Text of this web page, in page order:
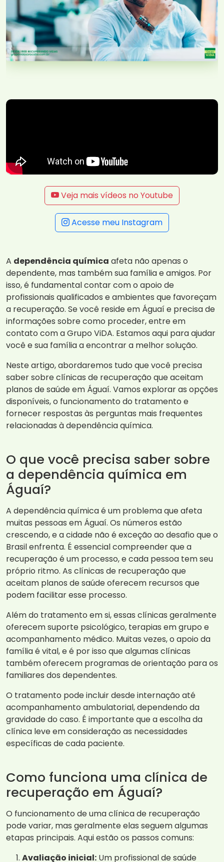
Veja mais vídeos no Youtube
Acesse meu Instagram
A dependência química afeta não apenas o
dependente, mas também sua família e amigos. Por
isso, é fundamental contar com o apoio de
profissionais qualificados e ambientes que favoreçam
a recuperação. Se você reside em Águaí e precisa de
informações sobre como proceder, entre em
contato com a Grupo ViDA. Estamos aqui para ajudar
você e sua família a encontrar a melhor solução.
Neste artigo, abordaremos tudo que você precisa
saber sobre clínicas de recuperação que aceitam
planos de saúde em Águaí. Vamos explorar as opções
disponíveis, o funcionamento do tratamento e
fornecer respostas às perguntas mais frequentes
relacionadas à dependência química.
O que você precisa saber sobre
a dependência química em
Águaí?
A dependência química é um problema que afeta
muitas pessoas em Águaí. Os números estão
crescendo, e a cidade não é exceção ao desafio que o
Brasil enfrenta. É essencial compreender que a
recuperação é um processo, e cada pessoa tem seu
próprio ritmo. As clínicas de recuperação que
aceitam planos de saúde oferecem recursos que
podem facilitar esse processo.
Além do tratamento em si, essas clínicas geralmente
oferecem suporte psicológico, terapias em grupo e
acompanhamento médico. Muitas vezes, o apoio da
família é vital, e é por isso que algumas clínicas
também oferecem programas de orientação para os
familiares dos dependentes.
O tratamento pode incluir desde internação até
acompanhamento ambulatorial, dependendo da
gravidade do caso. É importante que a escolha da
clínica leve em consideração as necessidades
específicas de cada paciente.
Como funciona uma clínica de
recuperação em Águaí?
O funcionamento de uma clínica de recuperação
pode variar, mas geralmente elas seguem algumas
etapas principais. Aqui estão os passos comuns:
Avaliação inicial: Um profissional de saúde